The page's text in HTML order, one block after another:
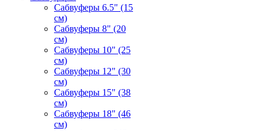
Сабвуферы 6.5" (15
см)
Сабвуферы 8" (20
см)
Сабвуферы 10" (25
см)
Сабвуферы 12" (30
см)
Сабвуферы 15" (38
см)
Сабвуферы 18" (46
см)